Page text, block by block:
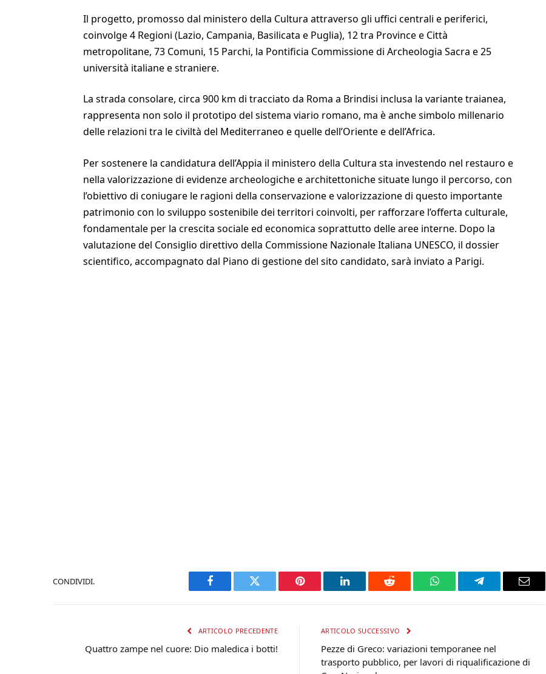
Il progetto, promosso dal ministero della Cultura attraverso gli uffici centrali e periferici,
coinvolge 4 Regioni (Lazio, Campania, Basilicata e Puglia), 12 tra Province e Città
metropolitane, 73 Comuni, 15 Parchi, la Pontificia Commissione di Archeologia Sacra e 25
università italiane e straniere.
La strada consolare, circa 900 km di tracciato da Roma a Brindisi inclusa la variante traianea,
rappresenta non solo il prototipo del sistema viario romano, ma è anche simbolo millenario
delle relazioni tra le civiltà del Mediterraneo e quelle dell’Oriente e dell’Africa.
Per sostenere la candidatura dell’Appia il ministero della Cultura sta investendo nel restauro e
nella valorizzazione di evidenze archeologiche e architettoniche situate lungo il percorso, con
l’obiettivo di coniugare le ragioni della conservazione e valorizzazione di questo importante
patrimonio con lo sviluppo sostenibile dei territori coinvolti, per rafforzare l’offerta culturale,
fondamentale per la crescita sociale ed economica soprattutto delle aree interne. Dopo la
valutazione del Consiglio direttivo della Commissione Nazionale Italiana UNESCO, il dossier
scientifico, accompagnato dal Piano di gestione del sito candidato, sarà inviato a Parigi.
CONDIVIDI.
Facebook Twitter Pinterest LinkedIn Reddit WhatsAppTelegram Email
ARTICOLO PRECEDENTE
Quattro zampe nel cuore: Dio maledica i botti!
ARTICOLO SUCCESSIVO
Pezze di Greco: variazioni temporanee nel
trasporto pubblico, per lavori di riqualificazione di